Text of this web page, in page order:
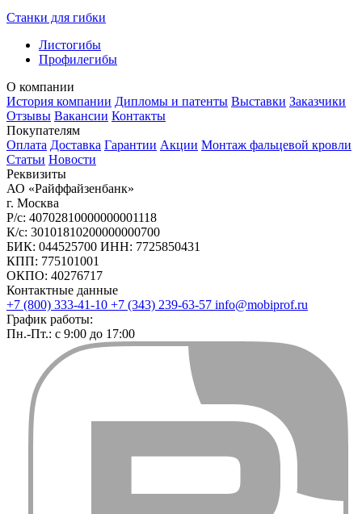
Станки для гибки
Листогибы
Профилегибы
О компании
История компании Дипломы и патенты Выставки Заказчики
Отзывы Вакансии Контакты
Покупателям
Оплата Доставка Гарантии Акции Монтаж фальцевой кровли
Статьи Новости
Реквизиты
АО «Райффайзенбанк»
г. Москва
Р/с: 40702810000000001118
К/с: 30101810200000000700
БИК: 044525700 ИНН: 7725850431
КПП: 775101001
ОКПО: 40276717
Контактные данные
+7 (800) 333-41-10 +7 (343) 239-63-57 info@mobiprof.ru
График работы:
Пн.-Пт.: с 9:00 до 17:00